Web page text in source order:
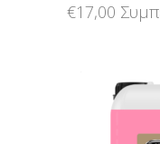
€17,00